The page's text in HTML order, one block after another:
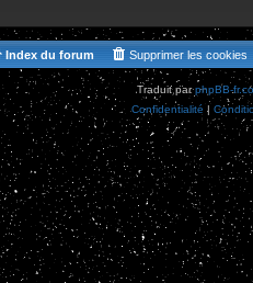
Index du forum Supprimer les cookies
Traduit parphpBB-
Confidentialité |